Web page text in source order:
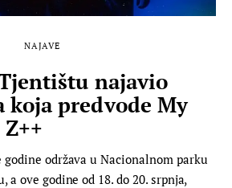
NAJAVE
najavio
koja predvode My
godine održava u Nacionalnom parku
a ove godine od 18. do 20. srpnja,